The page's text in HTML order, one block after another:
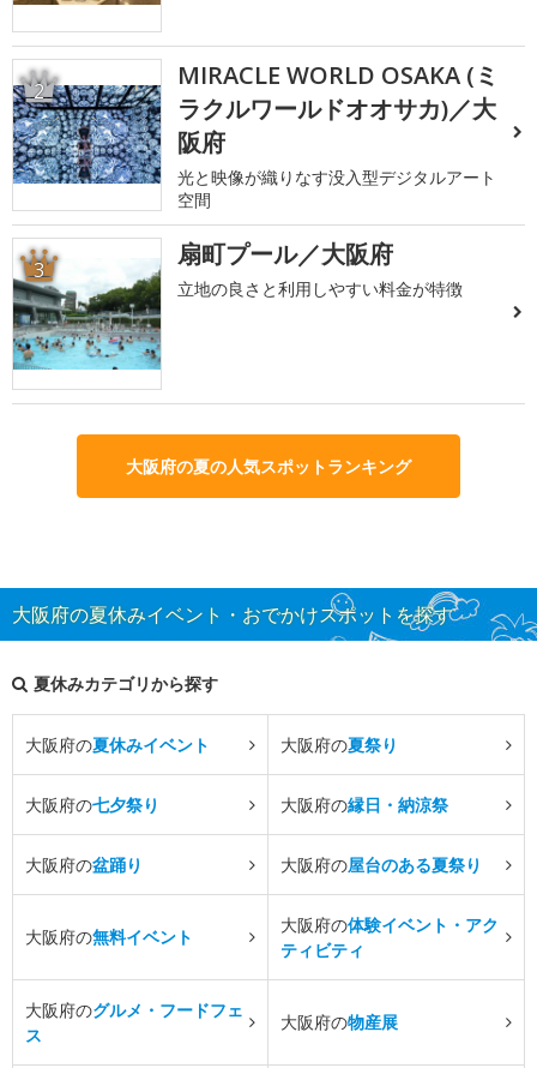
2
MIRACLE WORLD OSAKA (ミ
ラクルワールドオオサカ)／大
阪府
光と映像が織りなす没入型デジタルアート
空間
3 扇町プール／大阪府
立地の良さと利用しやすい料金が特徴
大阪府の夏の人気スポットランキング
大阪府の夏休みイベント・おでかけスポットを探す
夏休みカテゴリから探す
大阪府の夏休みイベント 大阪府の夏祭り
大阪府の七夕祭り 大阪府の縁日・納涼祭
大阪府の盆踊り 大阪府の屋台のある夏祭り
大阪府の無料イベント
大阪府の体験イベント・アク
ティビティ
大阪府のグルメ・フードフェ
ス
大阪府の物産展